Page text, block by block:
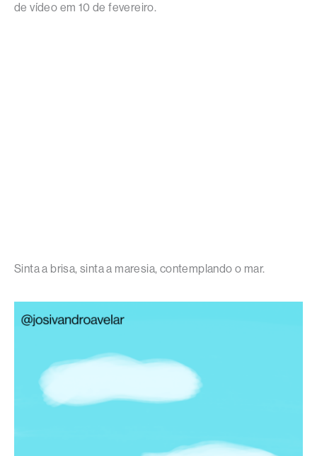
de vídeo em 10 de fevereiro.
Sinta a brisa, sinta a maresia, contemplando o mar.